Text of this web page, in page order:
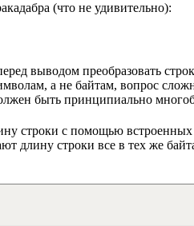
(что не удивительно):
выводом преобразовать
а не байтам, вопрос
быть принципиально
строки с помощью
длину строки все в тех же